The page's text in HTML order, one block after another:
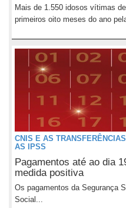
Mais de 1.550 idosos vítimas
primeiros oito meses do ano
CNIS E AS
AS IPSS
Pagamentos até ao dia
medida positiva
Os pagamentos da Segurança
Social...